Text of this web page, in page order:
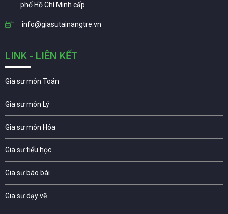
phố Hồ Chí Minh cấp
info@giasutainangtre.vn
LINK - LIÊN KẾT
Gia sư môn Toán
Gia sư môn Lý
Gia sư môn Hóa
Gia sư tiểu học
Gia sư báo bài
Gia sư dạy vẽ